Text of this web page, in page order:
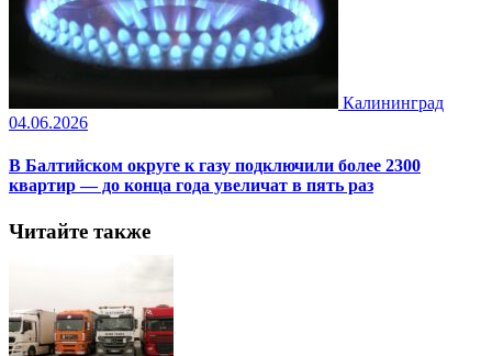
Калининград
04.06.2026
В Балтийском округе к газу подключили более 2300
квартир — до конца года увеличат в пять раз
Читайте также